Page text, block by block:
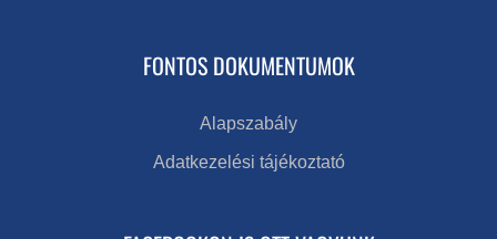
FONTOS DOKUMENTUMOK
Alapszabály
Adatkezelési tájékoztató